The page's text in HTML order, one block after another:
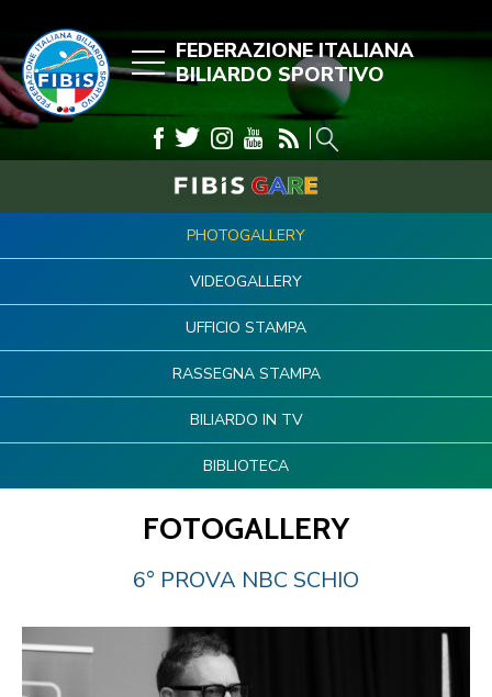
FEDERAZIONE ITALIANA
BILIARDO SPORTIVO
PHOTOGALLERY
VIDEOGALLERY
UFFICIO STAMPA
RASSEGNA STAMPA
BILIARDO IN TV
BIBLIOTECA
FOTOGALLERY
6° PROVA NBC SCHIO